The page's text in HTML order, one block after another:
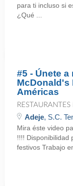
para ti incluso si
¿Qué ...
#5 - Únete
McDonald's
Américas
Adeje, S.C.
Mira éste video
!!!! Disponibilidad
festivos Trabajo